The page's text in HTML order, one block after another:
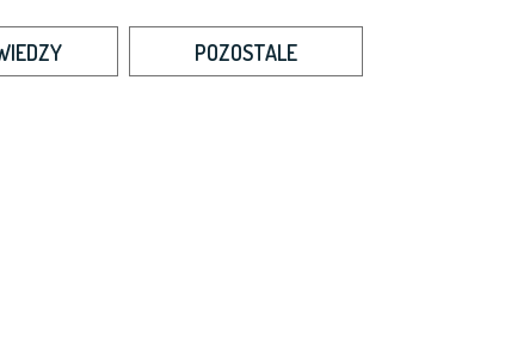
POZOSTALE